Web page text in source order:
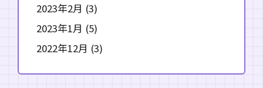
2023年2月 (3)
2023年1月 (5)
2022年12月 (3)